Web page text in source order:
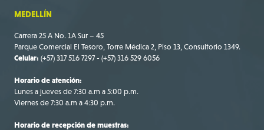
MEDELLÍN
Carrera 25 A No. 1A Sur – 45
Parque Comercial El Tesoro, Torre Médica 2, Piso 13, Consultorio 1349.
Celular: (+57) 317 516 7297 - (+57) 316 529 6056
Horario de atención:
Lunes a jueves de 7:30 a.m a 5:00 p.m.
Viernes de 7:30 a.m a 4:30 p.m.
Horario de recepción de muestras: